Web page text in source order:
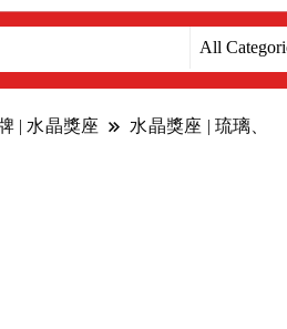
| 水晶獎座
水晶獎座 | 琉璃、